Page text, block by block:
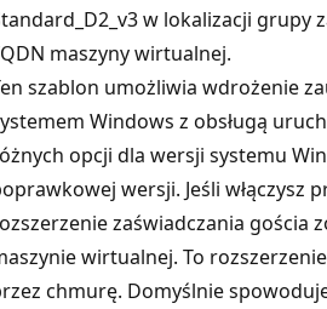
w lokalizacji grupy
maszyny wirtualnej.
szablon umożliwia wdrożenie
Windows z obsługą
opcji dla wersji systemu
wersji. Jeśli włączysz
zaświadczania gościa
wirtualnej. To
chmurę. Domyślnie